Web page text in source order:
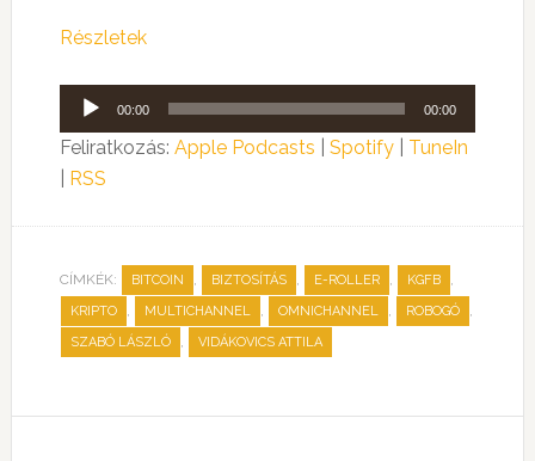
Részletek
Audió
lejátszó
00:00 00:00
Feliratkozás: Apple Podcasts Spotify| TuneIn
RSS
CÍMKÉK: BITCOIN , BIZTOSÍTÁS , E-ROLLER , KGFB ,
KRIPTO , MULTICHANNEL , OMNICHANNEL , ROBOGÓ ,
SZABÓ LÁSZLÓ , VIDÁKOVICS ATTILA